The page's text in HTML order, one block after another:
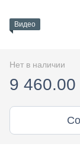
Видео
Нет в наличии
9 460.00